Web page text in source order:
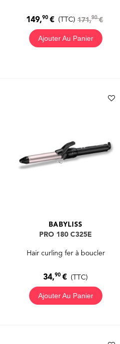
149,90€ (TTC) 171,90€
Ajouter Au Panier
BABYLISS
PRO 180 C325E
Hair curling fer à boucler
34,90€ (TTC)
Ajouter Au Panier